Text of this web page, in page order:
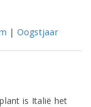
| Oogstjaar
is Italië het